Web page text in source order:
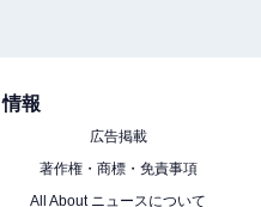
娘を持つ母親で中高生の
報
広告掲載
著作権・商標・免責事項
All About ニュースについて